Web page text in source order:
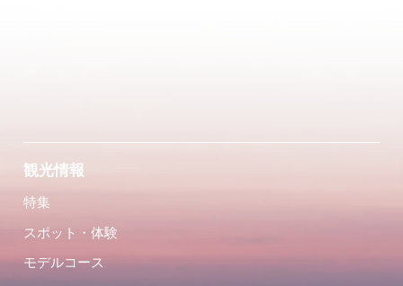
観光情報
特集
スポット・体験
モデルコース